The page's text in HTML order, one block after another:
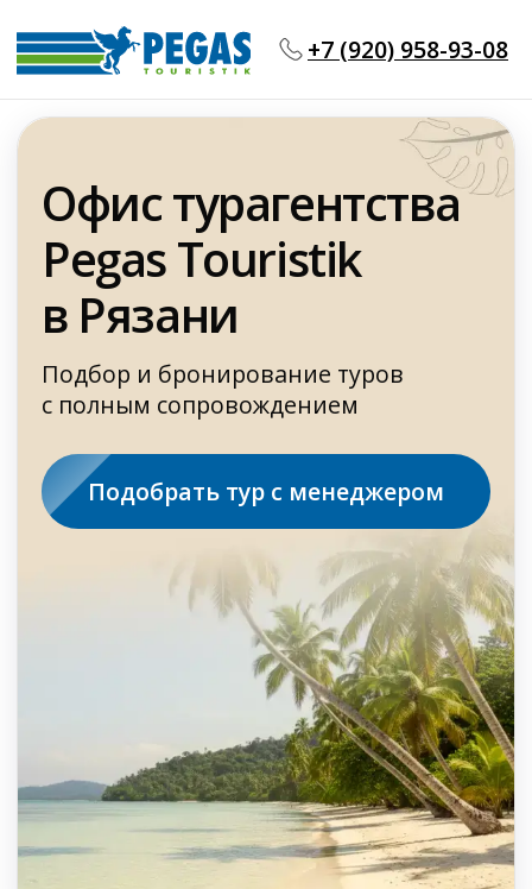
+7 (920) 958-93-08
Pegas Touristik
в Рязани
Подбор и бронирование туров
с полным сопровождением
25 31
подтверждённое цифрами